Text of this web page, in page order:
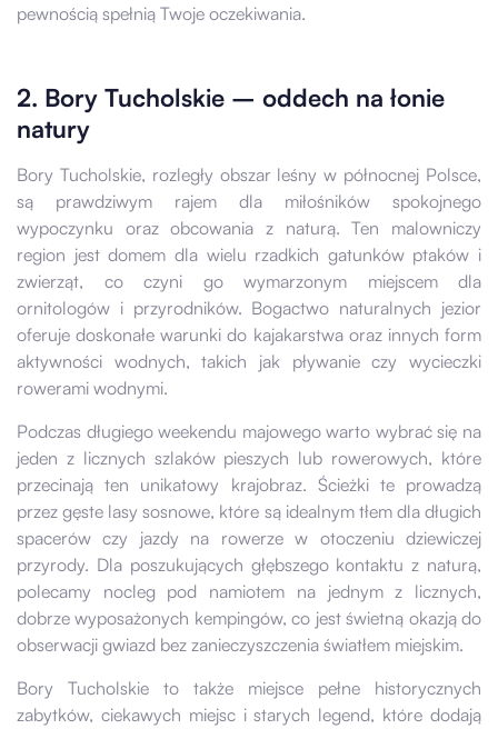
pewnością spełnią Twoje oczekiwania.
2. Bory Tucholskie – oddech na łonie
natury
Bory Tucholskie, rozległy obszar leśny w północnej Polsce,
są prawdziwym rajem dla miłośników spokojnego
wypoczynku oraz obcowania z naturą. Ten malowniczy
region jest domem dla wielu rzadkich gatunków ptaków i
zwierząt, co czyni go wymarzonym miejscem dla
ornitologów i przyrodników. Bogactwo naturalnych jezior
oferuje doskonałe warunki do kajakarstwa oraz innych form
aktywności wodnych, takich jak pływanie czy wycieczki
rowerami wodnymi.
Podczas długiego weekendu majowego warto wybrać się na
jeden z licznych szlaków pieszych lub rowerowych, które
przecinają ten unikatowy krajobraz. Ścieżki te prowadzą
przez gęste lasy sosnowe, które są idealnym tłem dla długich
spacerów czy jazdy na rowerze w otoczeniu dziewiczej
przyrody. Dla poszukujących głębszego kontaktu z naturą,
polecamy nocleg pod namiotem na jednym z licznych,
dobrze wyposażonych kempingów, co jest świetną okazją do
obserwacji gwiazd bez zanieczyszczenia światłem miejskim.
Bory Tucholskie to także miejsce pełne historycznych
zabytków, ciekawych miejsc i starych legend, które dodają